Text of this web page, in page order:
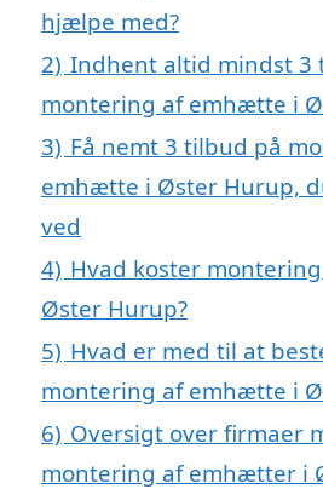
hjælpe med?
2) Indhent altid mindst 3
montering af emhætte i
3) Få nemt 3 tilbud på
emhætte i Øster Hurup,
ved
4) Hvad koster
Øster Hurup?
5) Hvad er med til at
montering af emhætte i
6) Oversigt over firmaer
montering af emhætter i